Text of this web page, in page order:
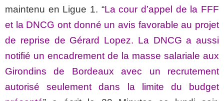
maintenu en Ligue 1. “La cour d’appel de la FFF
et la DNCG ont donné un avis favorable au projet
de reprise de Gérard Lopez. La DNCG a aussi
notifié un encadrement de la masse salariale aux
Girondins de Bordeaux avec un recrutement
autorisé seulement dans la limite du budget